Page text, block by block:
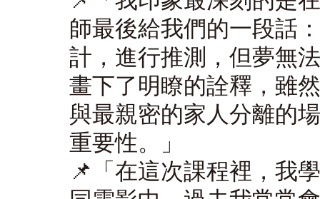
師最後給我們的一段話
計，進行推測，但夢無
畫下了明瞭的詮釋，雖
與最親密的家人分離的
重要性。」
📌 「在這次課程裡，我